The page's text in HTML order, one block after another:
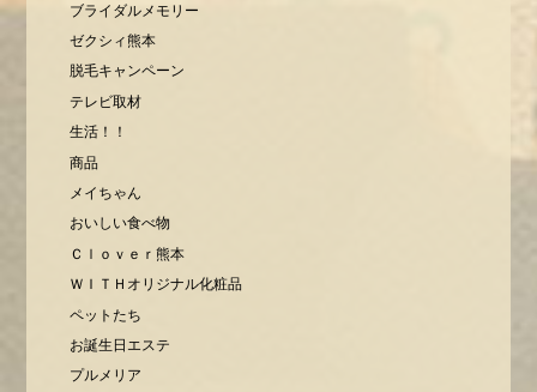
ブライダルメモリー
ゼクシィ熊本
脱毛キャンペーン
テレビ取材
生活！！
商品
メイちゃん
おいしい食べ物
Ｃｌｏｖｅｒ熊本
ＷＩＴＨオリジナル化粧品
ペットたち
お誕生日エステ
プルメリア